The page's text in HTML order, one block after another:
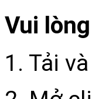
Vui lòng
1. Tải